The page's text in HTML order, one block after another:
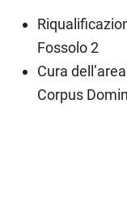
Fossolo 2
Cura
Corpus